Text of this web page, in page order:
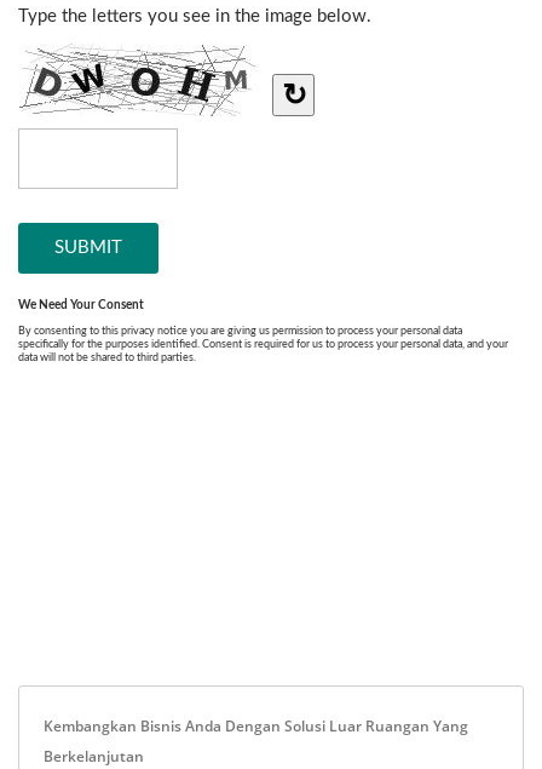
Kembangkan Bisnis Anda Dengan Solusi Luar Ruangan Yang
Berkelanjutan